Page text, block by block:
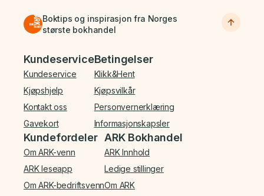
Boktips og inspirasjon fra Norges
største bokhandel
Bunnmeny
Kundeservice
Kundeservice
Kjøpshjelp
Kontakt oss
Gavekort
Betingelser
Klikk&Hent
Kjøpsvilkår
Personvernerklæring
Informasjonskapsler
Kundefordeler
Om ARK-venn
ARK leseapp
Om ARK-bedriftsvenn
ARK Bokhandel
ARK Innhold
Ledige stillinger
Om ARK